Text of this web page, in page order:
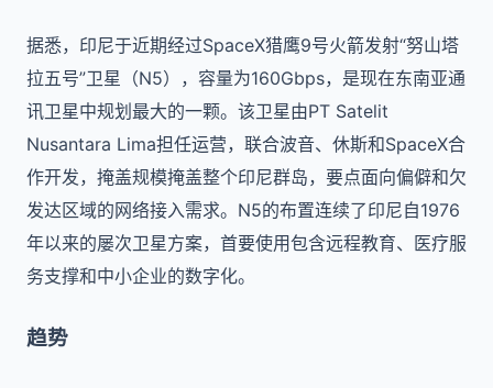
据悉，印尼于近期经过SpaceX猎鹰9号火箭发射“努山塔
拉五号”卫星（N5），容量为160Gbps，是现在东南亚通
讯卫星中规划最大的一颗。该卫星由PT Satelit
Nusantara Lima担任运营，联合波音、休斯和SpaceX合
作开发，掩盖规模掩盖整个印尼群岛，要点面向偏僻和欠
发达区域的网络接入需求。N5的布置连续了印尼自1976
年以来的屡次卫星方案，首要使用包含远程教育、医疗服
务支撑和中小企业的数字化。
趋势